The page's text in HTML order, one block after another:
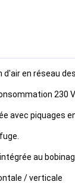
en réseau
230
avec piquages
au
: